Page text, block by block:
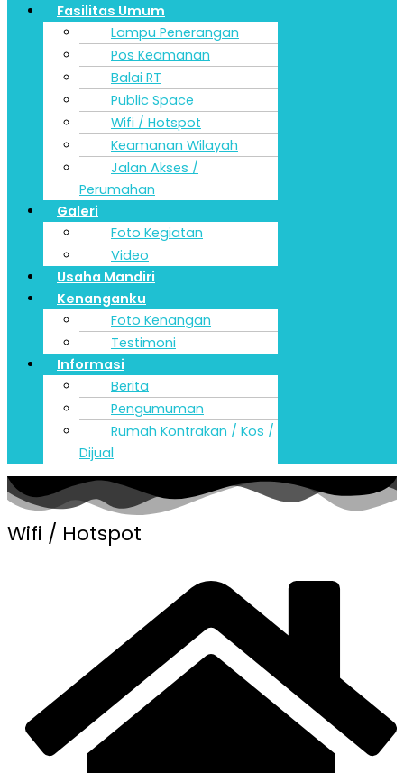
Fasilitas Umum
Lampu Penerangan
Pos Keamanan
Balai RT
Public Space
Wifi / Hotspot
Keamanan Wilayah
Jalan Akses /
Perumahan
Galeri
Foto Kegiatan
Video
Usaha Mandiri
Kenanganku
Foto Kenangan
Testimoni
Informasi
Berita
Pengumuman
Rumah Kontrakan / Kos /
Dijual
Wifi / Hotspot